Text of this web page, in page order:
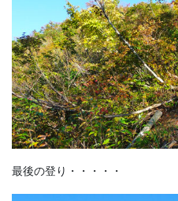
最後の登り・・・・・